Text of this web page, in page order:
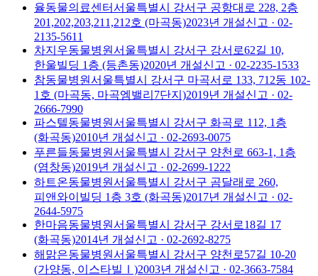
율동물의료센터서울특별시 강서구 공항대로 228, 2층
201,202,203,211,212호 (마곡동)2023년 개설신고 · 02-
2135-5611
차지우동물병원서울특별시 강서구 강서로62길 10,
한울빌딩 1층 (등촌동)2020년 개설신고 · 02-2235-1533
참동물병원서울특별시 강서구 마곡서로 133, 712동 102-
1호 (마곡동, 마곡엠밸리7단지)2019년 개설신고 · 02-
2666-7990
파스텔동물병원서울특별시 강서구 화곡로 112, 1층
(화곡동)2010년 개설신고 · 02-2693-0075
푸른들동물병원서울특별시 강서구 양천로 663-1, 1층
(염창동)2019년 개설신고 · 02-2699-1222
하트온동물병원서울특별시 강서구 곰달래로 260,
피앤와이빌딩 1층 3호 (화곡동)2017년 개설신고 · 02-
2644-5975
한마음동물병원서울특별시 강서구 강서로18길 17
(화곡동)2014년 개설신고 · 02-2692-8275
해맑은동물병원서울특별시 강서구 양천로57길 10-20
(가양동, 이스타빌Ⅰ)2003년 개설신고 · 02-3663-7584